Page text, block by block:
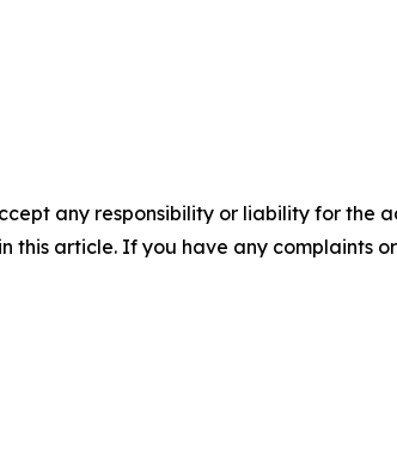
any responsibility or liability for the
this article. If you have any complaints